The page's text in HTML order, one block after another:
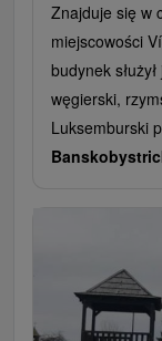
Znajduje się w
miejscowości
budynek
węgierski,
Luksemburski